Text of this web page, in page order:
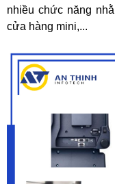
nhiều chức năng
cửa hàng mini,...